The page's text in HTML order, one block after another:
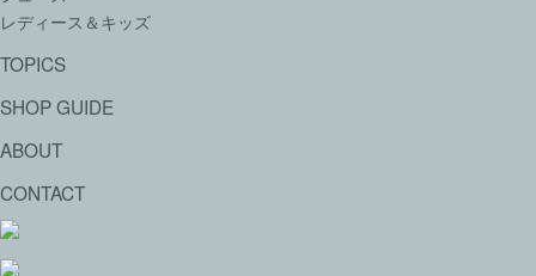
レディース＆キッズ
TOPICS
SHOP GUIDE
ABOUT
CONTACT